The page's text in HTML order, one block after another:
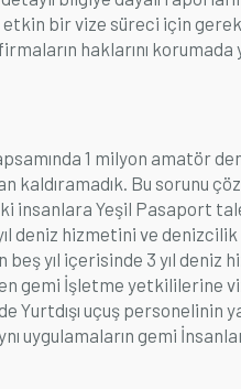
bir vize süreci için
haklarını korumada
1 milyon amatör
kaldıramadık. Bu sorunu
insanlara Yeşil Pasaport
deniz hizmetini ve
yıl içerisinde 3 yıl deniz
İşletme yetkililerine
Yurtdışı uçuş personelinin
uygulamaların gemi